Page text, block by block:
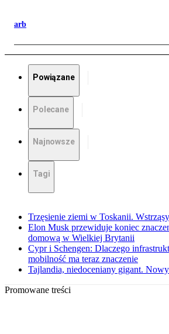
arb
Powiązane
Polecane
Najnowsze
Tagi
Trzęsienie ziemi w Toskanii.
Elon Musk przewiduje koniec
domową w Wielkiej Brytanii
Cypr i Schengen: Dlaczego
mobilność ma teraz znaczenie
Tajlandia, niedoceniany gigant. Nowy
Promowane treści